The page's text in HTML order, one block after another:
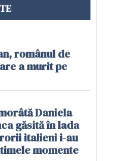
românul de
a murit pe
Daniela
găsită în lada
italieni i-au
momente